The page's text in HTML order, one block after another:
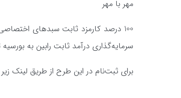
مهر با مهر
100 درصد کارمزد ثابت سبدهای
سرمایه‌گذاری درآمد ثابت رابین به
برای ثبت‌نام در این طرح از طریق لینک زیر